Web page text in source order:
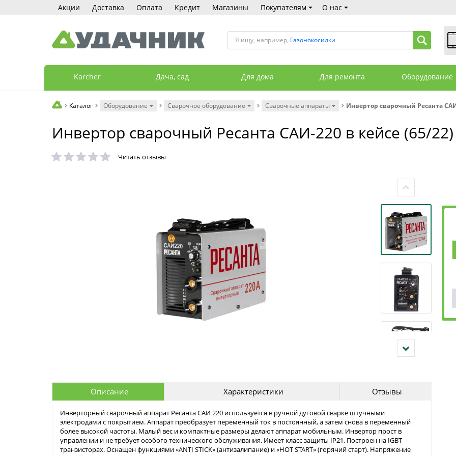
Акции Доставка Оплата Кредит Магазины Покупателям О нас
Я ищу, например, Газонокосилки
Karcher Дача, сад Для дома Для ремонта Оборудование
Каталог Оборудование Сварочное оборудование Сварочные аппараты Инвертор сварочный Ресанта
Инвертор сварочный Ресанта САИ-220 в кейсе (65/22)
Читать отзывы
Описание Характеристики Отзывы
Инверторный сварочный аппарат Ресанта САИ 220 используется в ручной дуговой сварке штучными
электродами с покрытием. Аппарат преобразует переменный ток в постоянный, а затем снова в переменный
более высокой частоты. Малый вес и компактные размеры делают аппарат мобильным. Инвертор прост в
управлении и не требует особого технического обслуживания. Имеет класс защиты IP21. Построен на IGBT
транзисторах. Оснащен функциями «ANTI STICK» (антизалипание) и «HOT START» (горячий старт). Напряжение